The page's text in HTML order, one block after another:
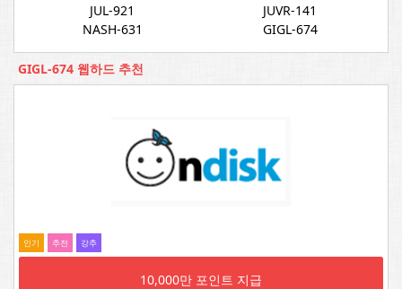
JUL-921
JUVR-141
NASH-631
GIGL-674
GIGL-674 웹하드 추천
인기 추전 강추
10,000만 포인트 지급